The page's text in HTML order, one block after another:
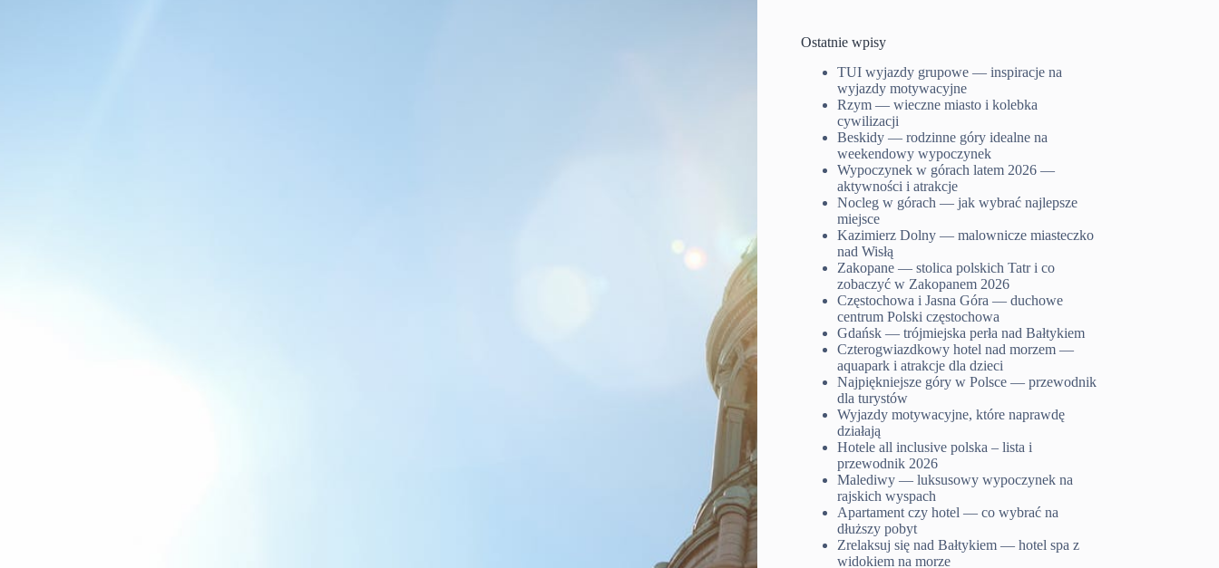
Ostatnie wpisy
TUI wyjazdy grupowe — inspiracje na
wyjazdy motywacyjne
Rzym — wieczne miasto i kolebka
cywilizacji
Beskidy — rodzinne góry idealne na
weekendowy wypoczynek
Wypoczynek w górach latem 2026 —
aktywności i atrakcje
Nocleg w górach — jak wybrać najlepsze
miejsce
Kazimierz Dolny — malownicze miasteczko
nad Wisłą
Zakopane — stolica polskich Tatr i co
zobaczyć w Zakopanem 2026
Częstochowa i Jasna Góra — duchowe
centrum Polski częstochowa
Gdańsk — trójmiejska perła nad Bałtykiem
Czterogwiazdkowy hotel nad morzem —
aquapark i atrakcje dla dzieci
Najpiękniejsze góry w Polsce — przewodnik
dla turystów
Wyjazdy motywacyjne, które naprawdę
działają
Hotele all inclusive polska – lista i
przewodnik 2026
Malediwy — luksusowy wypoczynek na
rajskich wyspach
Apartament czy hotel — co wybrać na
dłuższy pobyt
Zrelaksuj się nad Bałtykiem — hotel spa z
widokiem na morze